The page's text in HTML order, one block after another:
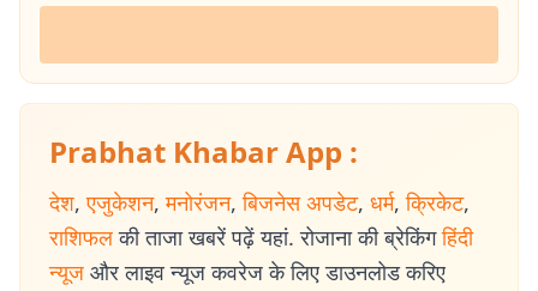
Prabhat Khabar App :
देश, एजुकेशन, मनोरंजन, बिजनेस अपडेट, धर्म, क्रिकेट,
राशिफल की ताजा खबरें पढ़ें यहां. रोजाना की ब्रेकिंग हिंदी
न्यूज और लाइव न्यूज कवरेज के लिए डाउनलोड करिए